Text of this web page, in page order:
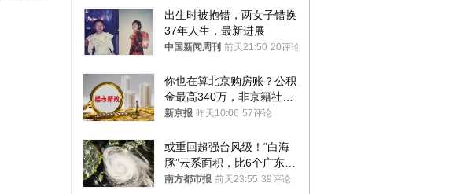
出生时被抱错，两女子错换
37年人生，最新进展
中国新闻周刊 前天21:50 20评论
你也在算北京购房账？公积
金最高340万，非京籍社保
1年
新京报 昨天10:06 57评论
或重回超强台风级！“白海
豚”云系面积，比6个广东还
大！深圳官方：注意这件事
南方都市报 前天23:55 39评论